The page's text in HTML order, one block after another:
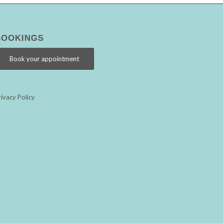
Book your appointment
Policy